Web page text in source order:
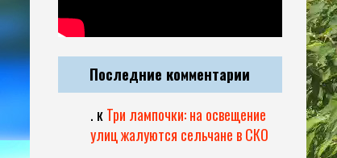
Последние комментарии
. кТри лампочки: на освещение
улиц жалуются сельчане в СКО